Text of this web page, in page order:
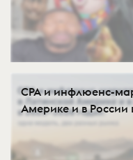
CPA и инфлюенс-
Америке и в